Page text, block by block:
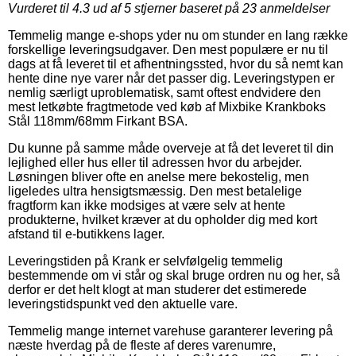
Vurderet til 4.3 ud af 5 stjerner baseret på 23 anmeldelser
Temmelig mange e-shops yder nu om stunder en lang række
forskellige leveringsudgaver. Den mest populære er nu til
dags at få leveret til et afhentningssted, hvor du så nemt kan
hente dine nye varer når det passer dig. Leveringstypen er
nemlig særligt uproblematisk, samt oftest endvidere den
mest letkøbte fragtmetode ved køb af Mixbike Krankboks
Stål 118mm/68mm Firkant BSA.
Du kunne på samme måde overveje at få det leveret til din
lejlighed eller hus eller til adressen hvor du arbejder.
Løsningen bliver ofte en anelse mere bekostelig, men
ligeledes ultra hensigtsmæssig. Den mest betalelige
fragtform kan ikke modsiges at være selv at hente
produkterne, hvilket kræver at du opholder dig med kort
afstand til e-butikkens lager.
Leveringstiden på Krank er selvfølgelig temmelig
bestemmende om vi står og skal bruge ordren nu og her, så
derfor er det helt klogt at man studerer det estimerede
leveringstidspunkt ved den aktuelle vare.
Temmelig mange internet varehuse garanterer levering på
næste hverdag på de fleste af deres varenumre,